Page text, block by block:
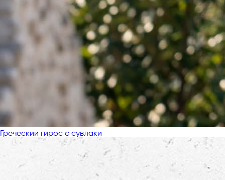
Греческий гирос с сувлаки